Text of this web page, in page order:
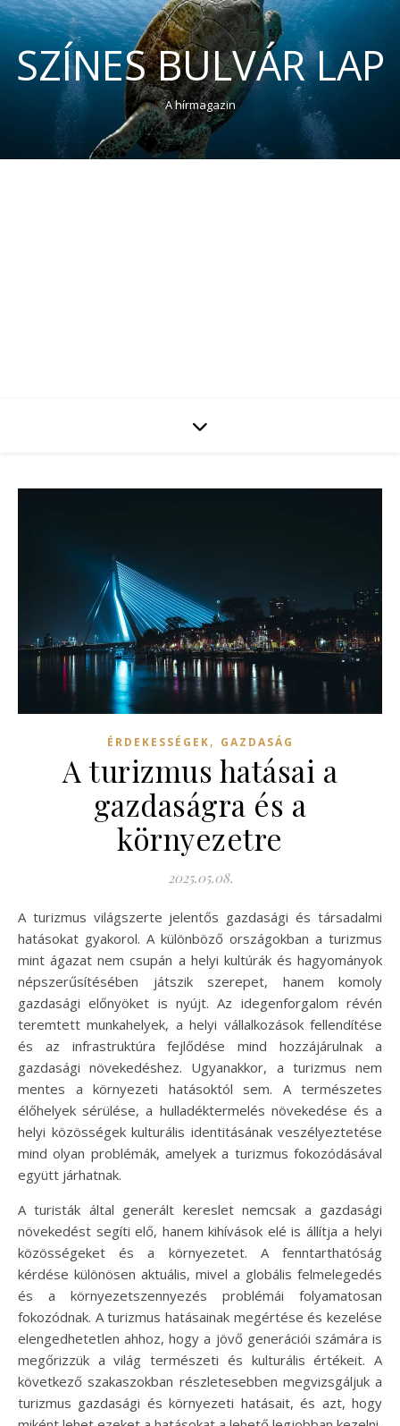
SZÍNES BULVÁR LAP
A hírmagazin
ÉRDEKESSÉGEK, GAZDASÁG
A turizmus hatásai a
gazdaságra és a
környezetre
2025.05.08.
A turizmus világszerte jelentős gazdasági és társadalmi
hatásokat gyakorol. A különböző országokban a turizmus
mint ágazat nem csupán a helyi kultúrák és hagyományok
népszerűsítésében játszik szerepet, hanem komoly
gazdasági előnyöket is nyújt. Az idegenforgalom révén
teremtett munkahelyek, a helyi vállalkozások fellendítése
és az infrastruktúra fejlődése mind hozzájárulnak a
gazdasági növekedéshez. Ugyanakkor, a turizmus nem
mentes a környezeti hatásoktól sem. A természetes
élőhelyek sérülése, a hulladéktermelés növekedése és a
helyi közösségek kulturális identitásának veszélyeztetése
mind olyan problémák, amelyek a turizmus fokozódásával
együtt járhatnak.
A turisták által generált kereslet nemcsak a gazdasági
növekedést segíti elő, hanem kihívások elé is állítja a helyi
közösségeket és a környezetet. A fenntarthatóság
kérdése különösen aktuális, mivel a globális felmelegedés
és a környezetszennyezés problémái folyamatosan
fokozódnak. A turizmus hatásainak megértése és kezelése
elengedhetetlen ahhoz, hogy a jövő generációi számára is
megőrizzük a világ természeti és kulturális értékeit. A
következő szakaszokban részletesebben megvizsgáljuk a
turizmus gazdasági és környezeti hatásait, és azt, hogy